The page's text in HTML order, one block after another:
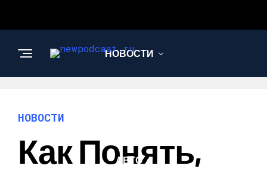
НОВОСТИ
АВТО
НОВОСТИ
Как Понять,